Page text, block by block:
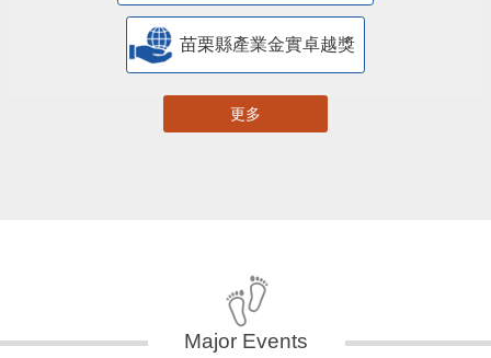
苗栗縣產業金實卓越獎
更多